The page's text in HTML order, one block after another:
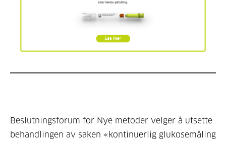
Beslutningsforum for Nye metoder velger å utsette
behandlingen av saken «kontinuerlig glukosemåling